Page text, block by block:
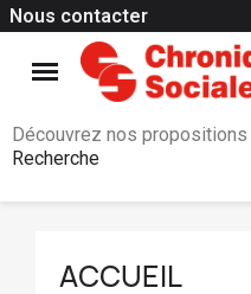
Nous contacter
Découvrez nos propositions
Recherche
ACCUEIL